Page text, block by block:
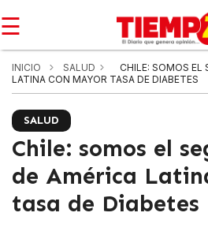
☰
INICIO SALUD
CHILE: SOMOS EL
LATINA CON MAYOR TASA DE DIABETES
SALUD
Chile: somos el
de América
tasa de Diabetes